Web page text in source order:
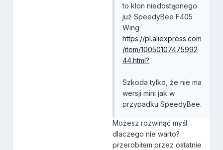
to klon niedostępnego
już SpeedyBee F405
Wing:
https://pl.aliexpress.com
/item/10050107475992
44.html?
Szkoda tylko, że nie ma
wersji mini jak w
przypadku SpeedyBee.
Możesz rozwinąć myśl
dlaczego nie warto?
przerobiłem przez ostatnie